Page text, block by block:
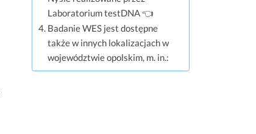
Laboratorium testDNA 👈
Badanie WES jest dostępne
także w innych lokalizacjach w
województwie opolskim, m. in.: